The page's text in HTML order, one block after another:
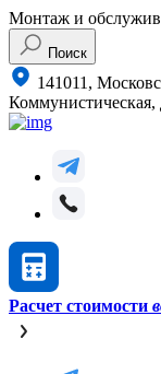
Монтаж и
Поиск
141011,
Расчет стоимости